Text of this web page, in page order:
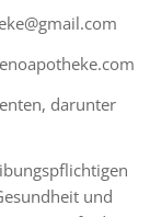
darunter
und